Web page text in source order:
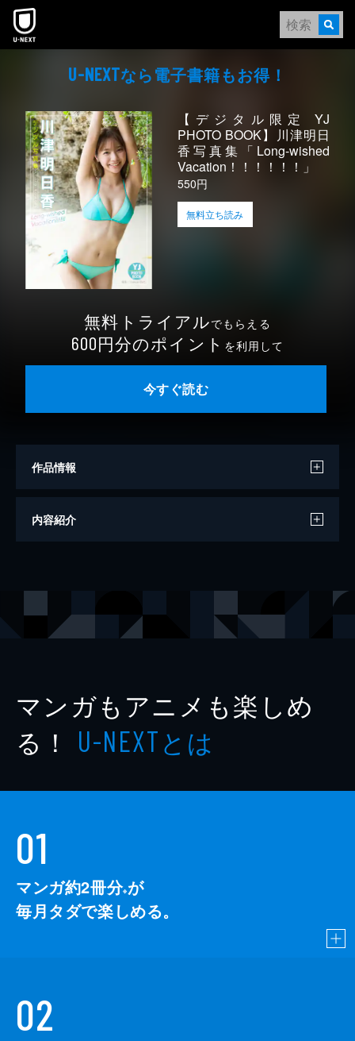
本文へスキップ
U-NEXTなら電⼦書籍もお得！
【デジタル限定 YJ
PHOTO BOOK】川津明日
香写真集「Long-wished
Vacation！！！！！！」
550円
無料立ち読み
無料トライアルでもらえる
600円分のポイント を利用して
今すぐ読む
作品情報
著者
内容紹介
マンガもアニメも楽しめ
る！ U-NEXTとは
01
マンガ約2冊分※が
毎月タダで楽しめる。
02